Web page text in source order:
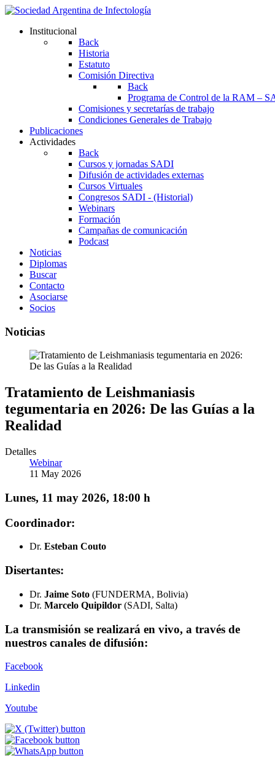
Institucional
Back
Historia
Estatuto
Comisión Directiva
Back
Programa de Control de la RAM –
Comisiones y secretarías de trabajo
Condiciones Generales de Trabajo
Publicaciones
Actividades
Back
Cursos y jornadas SADI
Difusión de actividades externas
Cursos Virtuales
Congresos SADI - (Historial)
Webinars
Formación
Campañas de comunicación
Podcast
Noticias
Diplomas
Buscar
Contacto
Asociarse
Socios
Noticias
Tratamiento de Leishmaniasis
tegumentaria en 2026: De las Guías a la
Realidad
Detalles
Webinar
11 May 2026
Lunes, 11 may 2026, 18:00 h
Coordinador:
Dr. Esteban Couto
Disertantes:
Dr. Jaime Soto (FUNDERMA, Bolivia)
Dr. Marcelo Quipildor (SADI, Salta)
La transmisión se realizará en vivo, a través de
nuestros canales de difusión:
Facebook
Linkedin
Youtube